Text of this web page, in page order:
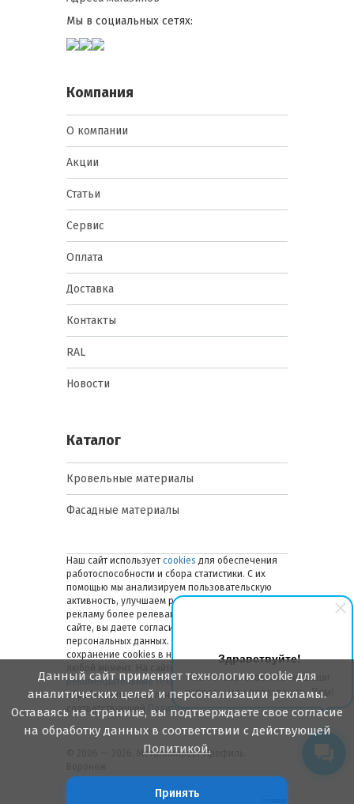
Здравствуйте!
Мы готовы ответить на Ваши
вопросы или перезвонить Вам!
Мы в социальных сетях:
Компания
О компании
Акции
Статьи
Сервис
Оплата
Доставка
Контакты
RAL
Новости
Каталог
Кровельные материалы
Фасадные материалы
Наш сайт использует cookies для обеспечения
работоспособности и сбора статистики. С их
помощью мы анализируем пользовательскую
активность, улучшаем работу сайта и делаем
рекламу более релевантной. Оставаясь на
сайте, вы даете согласие на обработку ваших
персональных данных. Вы можете отключить
сохранение cookies в настройках браузера в
любой момент. На сайте также применяются
рекомендательные технологии. Подробнее об
обработке персональных данных — в
соответствующей
Политике.
© 2006 — 2026. Металлинвест Профиль.
Данный сайт применяет технологию cookie для
аналитических целей и персонализации рекламы.
Оставаясь на странице, вы подтверждаете свое согласие
на обработку данных в соответствии с действующей
Политикой.
Принять